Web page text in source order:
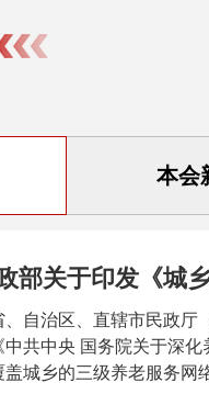
本会
自治区、直辖市民政厅（局
中共中央 国务院关于深
盖城乡的三级养老服务网